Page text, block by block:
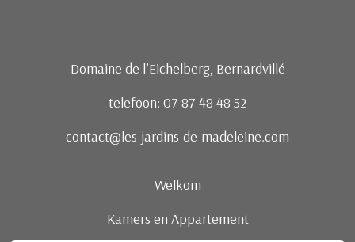
Domaine de l’Eichelberg, Bernardvillé
telefoon: 07 87 48 48 52
contact@les-jardins-de-madeleine.com
Welkom
Kamers en Appartement